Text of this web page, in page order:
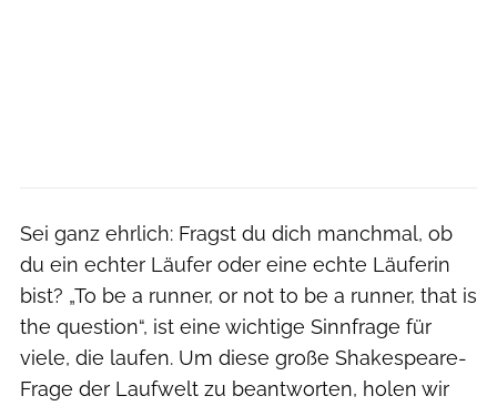
Sei ganz ehrlich: Fragst du dich manchmal, ob
du ein echter Läufer oder eine echte Läuferin
bist? „To be a runner, or not to be a runner, that is
the question“, ist eine wichtige Sinnfrage für
viele, die laufen. Um diese große Shakespeare-
Frage der Laufwelt zu beantworten, holen wir